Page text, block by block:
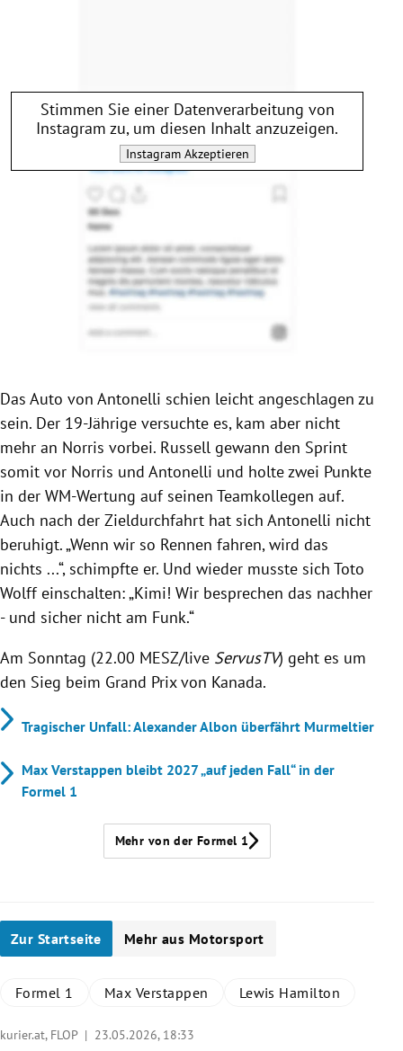
Stimmen Sie einer Datenverarbeitung von
Instagram zu, um diesen Inhalt anzuzeigen.
InstagramAkzeptieren
Das Auto von Antonelli schien leicht angeschlagen zu
sein. Der 19-Jährige versuchte es, kam aber nicht
mehr an Norris vorbei. Russell gewann den Sprint
somit vor Norris und Antonelli und holte zwei Punkte
in der WM-Wertung auf seinen Teamkollegen auf.
Auch nach der Zieldurchfahrt hat sich Antonelli nicht
beruhigt. „Wenn wir so Rennen fahren, wird das
nichts ...“, schimpfte er. Und wieder musste sich Toto
Wolff einschalten: „Kimi! Wir besprechen das nachher
- und sicher nicht am Funk.“
Am Sonntag (22.00 MESZ/live ServusTV) geht es um
den Sieg beim Grand Prix von Kanada.
Tragischer Unfall: Alexander Albon überfährt Murmeltier
Max Verstappen bleibt 2027 „auf jeden Fall“ in der
Formel 1
Mehr von der Formel 1
Zur Startseite Mehr aus Motorsport
Formel 1 Max Verstappen Lewis Hamilton
kurier.at, FLOP | 23.05.2026, 18:33